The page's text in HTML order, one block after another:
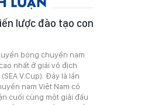
lược đào tạo con
bóng chuyền nam
nhất ở giải vô địch
V.Cup). Đây là lần
nam Việt Nam có
cuối cùng một giải đấu